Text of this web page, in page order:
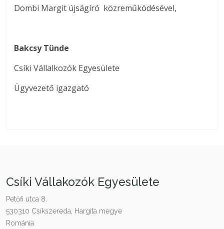
Dombi Margit újságíró közreműködésével,
Bakcsy Tünde
Csíki Vállalkozók Egyesülete
Ügyvezető igazgató
Csíki Vállakozók Egyesülete
Petőfi utca 8.
530310 Csíkszereda, Hargita megye
Románia